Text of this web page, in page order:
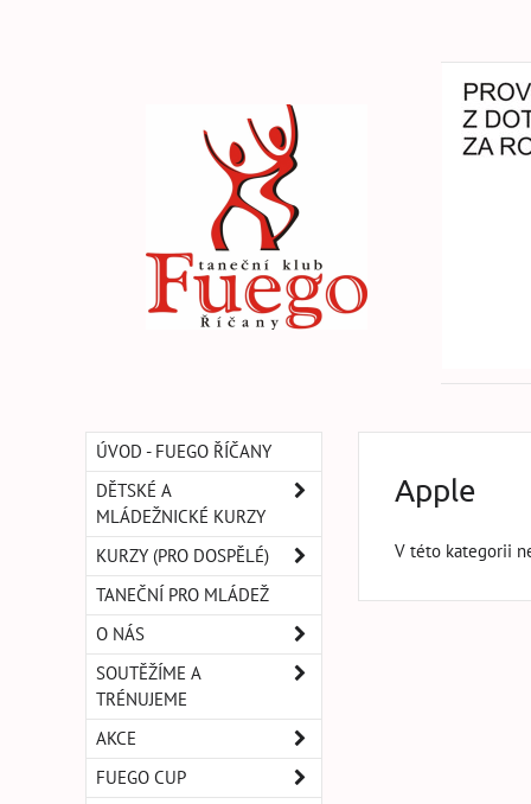
Apple
V této kategorii
ÚVOD - FUEGO ŘÍČANY
DĚTSKÉ A
MLÁDEŽNICKÉ KURZY
KURZY (PRO DOSPĚLÉ)
TANEČNÍ PRO MLÁDEŽ
O NÁS
SOUTĚŽÍME A
TRÉNUJEME
AKCE
FUEGO CUP